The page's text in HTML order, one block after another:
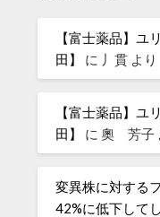
【富士薬品】ユ
田】
に 丿貫 より
【富士薬品】ユ
田】
に奧 芳子
変異株に対する
42%に低下して